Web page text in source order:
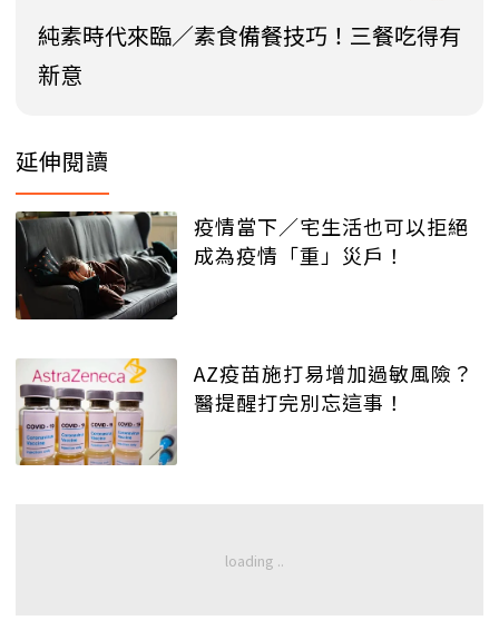
純素時代來臨／素食備餐技巧！三餐吃得有
新意
延伸閱讀
疫情當下／宅生活也可以拒絕
成為疫情「重」災戶！
AZ疫苗施打易增加過敏風險？
醫提醒打完別忘這事！